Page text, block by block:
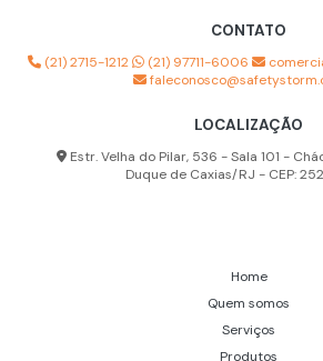
Capuz de proteção respiratória
Capuz para linha de ar
Empresa de mangueiras para ar respirável
CONTATO
(21) 2715-1212 (21) 97711-6006
LOCALIZAÇÃO
Estr. Velha do Pilar, 536 - Sala 101 -
Duque de Caxias/RJ - CEP:
Home
Quem somos
Serviços
Produtos